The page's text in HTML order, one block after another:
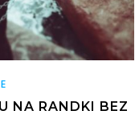
NA RANDKI BEZ